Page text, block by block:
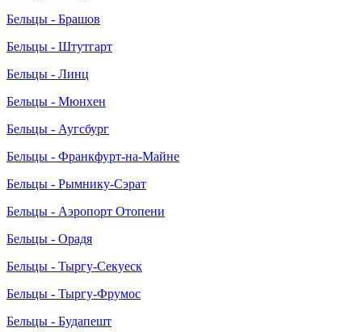
Бельцы - Брашов
Бельцы - Штутгарт
Бельцы - Линц
Бельцы - Мюнхен
Бельцы - Аугсбург
Бельцы - Франкфурт-на-Майне
Бельцы - Рымнику-Сэрат
Бельцы - Аэропорт Отопени
Бельцы - Орадя
Бельцы - Тыргу-Секуеск
Бельцы - Тыргу-Фрумос
Бельцы - Будапешт